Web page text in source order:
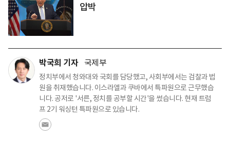
압박
박국희 기자 국제부
정치부에서 청와대와 국회를 담당했고, 사회부에서는 검찰과 법
원을 취재했습니다. 이스라엘과 쿠바에서 특파원으로 근무했습
니다. 공저로 '서른, 정치를 공부할 시간'을 썼습니다. 현재 트럼
프 2기 워싱턴 특파원으로 있습니다.